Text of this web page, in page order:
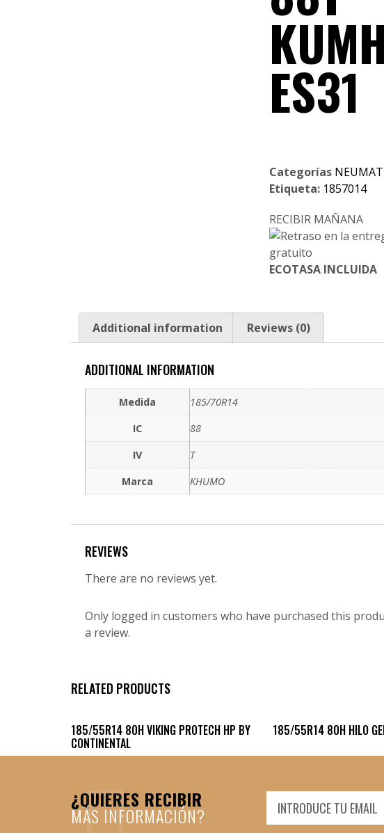
ES31
Categorías
Etiqueta: 1857014
RECIBIR MAÑANA
ECOTASA INCLUIDA
Additional information Reviews (0)
ADDITIONAL INFORMATION
Medida
185/70R14
IC
88
IV
T
Marca
KHUMO
REVIEWS
There are no reviews yet.
Only logged in customers who have purchased this
a review.
RELATED PRODUCTS
185/55R14 80H VIKING PROTECH HP BY
CONTINENTAL
185/55R14 80H HILO
¿QUIERES RECIBIR
MÁS INFORMACIÓN?